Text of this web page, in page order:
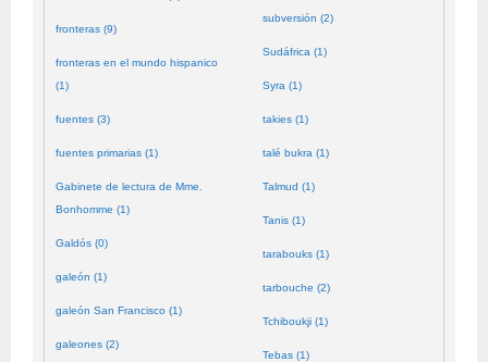
fronteras (9)
fronteras en el mundo hispanico
(1)
fuentes (3)
fuentes primarias (1)
Gabinete de lectura de Mme.
Bonhomme (1)
Galdós (0)
galeón (1)
galeón San Francisco (1)
galeones (2)
subversión (2)
Sudáfrica (1)
Syra (1)
takies (1)
talé bukra (1)
Talmud (1)
Tanis (1)
tarabouks (1)
tarbouche (2)
Tchiboukji (1)
Tebas (1)